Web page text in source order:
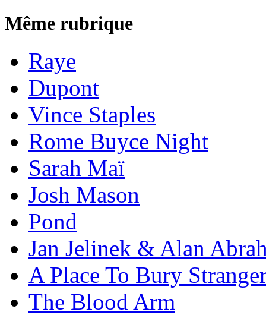
Même rubrique
Raye
Dupont
Vince Staples
Rome Buyce Night
Sarah Maï
Josh Mason
Pond
Jan Jelinek & Alan
A Place To Bury
The Blood Arm